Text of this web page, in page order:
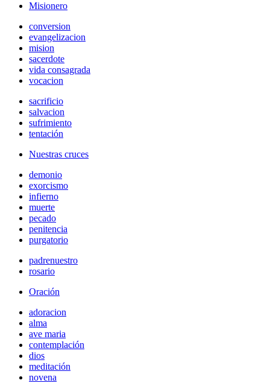
Misionero
conversion
evangelizacion
mision
sacerdote
vida consagrada
vocacion
sacrificio
salvacion
sufrimiento
tentación
Nuestras cruces
demonio
exorcismo
infierno
muerte
pecado
penitencia
purgatorio
padrenuestro
rosario
Oración
adoracion
alma
ave maria
contemplación
dios
meditación
novena